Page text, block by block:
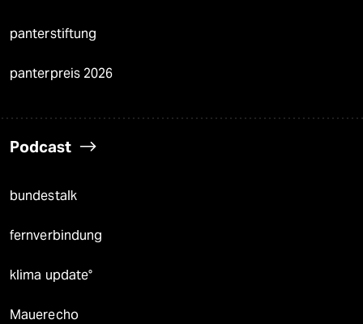
panterstiftung
panterpreis 2026
Podcast
bundestalk
fernverbindung
klima update°
Mauerecho